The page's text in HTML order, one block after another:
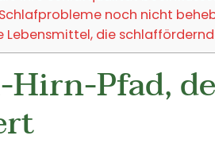
noch nicht
die
Hirn-Pfad,